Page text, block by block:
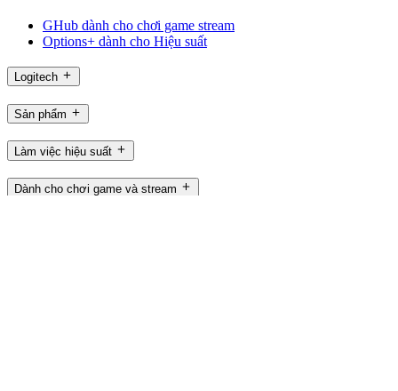
GHub dành cho chơi game stream
Options+ dành cho Hiệu suất
Logitech
Sản phẩm
Làm việc hiệu suất
Dành cho chơi game và stream